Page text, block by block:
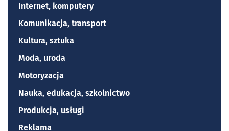
Internet, komputery
Komunikacja, transport
Kultura, sztuka
Moda, uroda
Motoryzacja
Nauka, edukacja, szkolnictwo
Produkcja, usługi
Reklama